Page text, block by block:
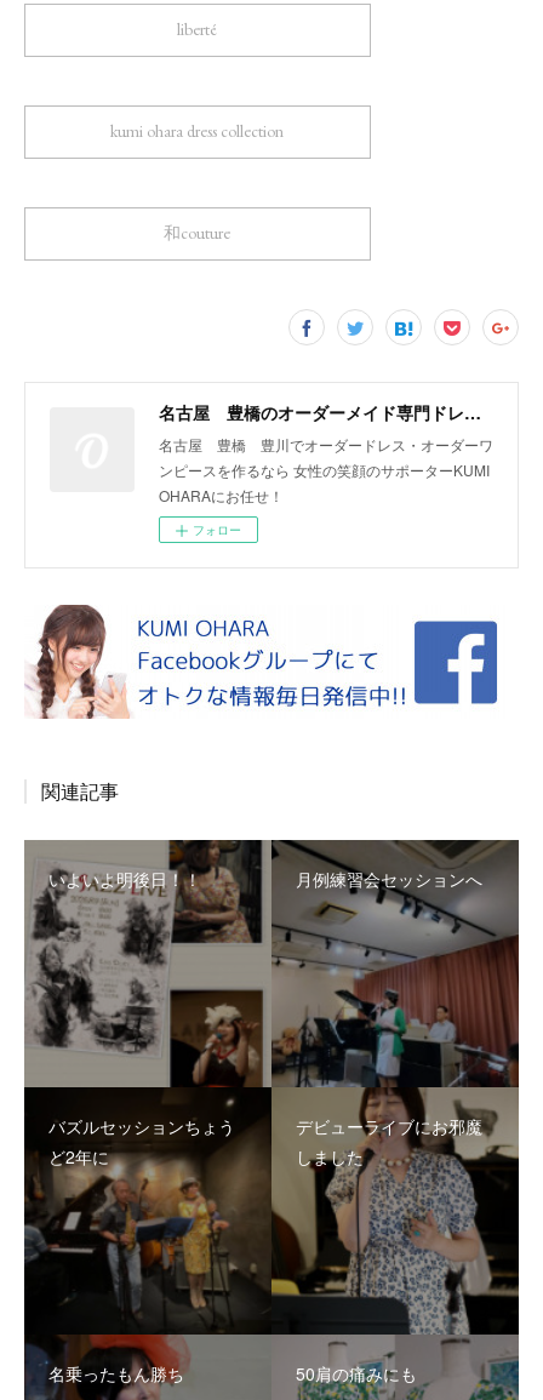
liberté
kumi ohara dress collection
和couture
名古屋 豊橋のオーダーメイド専門ドレスデザイナー KUMI OHARA
名古屋 豊橋 豊川でオーダードレス・オーダーワ
ンピースを作るなら 女性の笑顔のサポーターKUMI
OHARAにお任せ！
フォロー
関連記事
いよいよ明後日！！ 月例練習会セッションへ
バズルセッションちょう
ど2年に
デビューライブにお邪魔
しました
名乗ったもん勝ち 50肩の痛みにも